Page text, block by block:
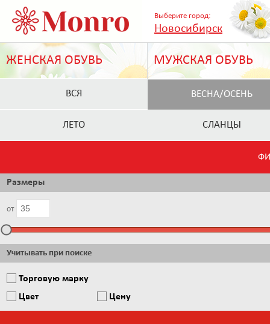
Выберите город:
Новосибирск
ЖЕНСКАЯ ОБУВЬ МУЖСКАЯ ОБУВЬ
ВСЯ ВЕСНА/ОСЕНЬ
ЛЕТО СЛАНЦЫ
Размеры
от
Учитывать при поиске
Торговую марку
Цвет
Цену